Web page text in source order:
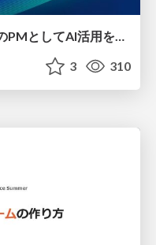
ウォーターフォール開発案件のPMとしてAI活用を模索している話
3 310